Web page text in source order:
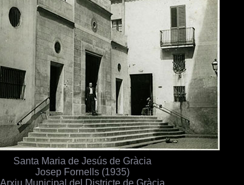
Santa Maria de Jesús de Gràcia
Josep Fornells (1935)
Arxiu Municipal del Districte de Gràcia